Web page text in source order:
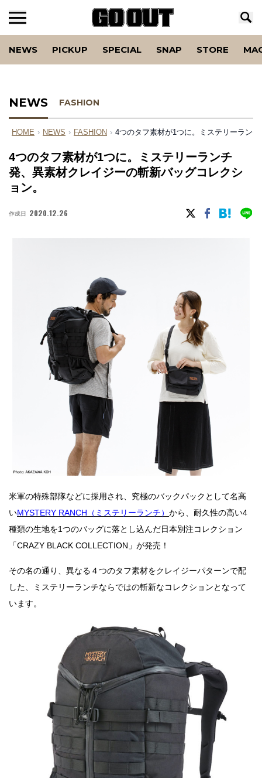
NEWS PICKUP SPECIAL SNAP STORE
NEWS FASHION
HOME › NEWS › FASHION › 4つのタフ素材が1つに。ミステリーラン
4つのタフ素材が1つに。ミステリーランチ
発、異素材クレイジーの斬新バッグコレクシ
ョン。
作成日 2020.12.26
米軍の特殊部隊などに採用され、究極のバックパックとして名高
いMYSTERY RANCH（ミステリーランチ） から、 耐久性の高い4
種類の生地を1つのバッグに落とし込んだ日本別注コレクション
「CRAZY BLACK COLLECTION」が発売！
その名の通り、異なる４つのタフ素材をクレイジーパターンで配
した、ミステリーランチならではの斬新なコレクションとなって
います。